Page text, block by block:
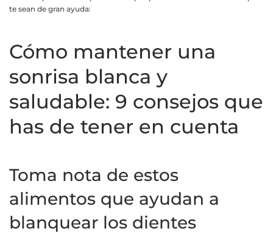
te sean de gran ayuda:
Cómo mantener una
sonrisa blanca y
saludable: 9 consejos que
has de tener en cuenta
Toma nota de estos
alimentos que ayudan a
blanquear los dientes